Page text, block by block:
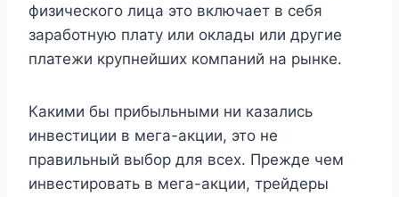
физического лица это включает в себя
заработную плату или оклады или другие
платежи крупнейших компаний на рынке.
Какими бы прибыльными ни казались
инвестиции в мега-акции, это не
правильный выбор для всех. Прежде чем
инвестировать в мега-акции, трейдеры